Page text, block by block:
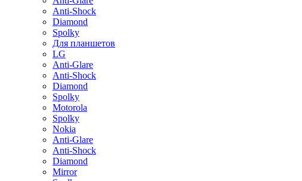
Anti-Shock
Diamond
Spolky
Для планшетов
LG
Anti-Glare
Anti-Shock
Diamond
Spolky
Motorola
Spolky
Nokia
Anti-Glare
Anti-Shock
Diamond
Mirror